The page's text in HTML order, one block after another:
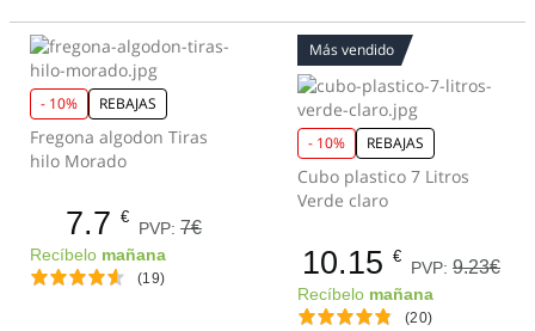
- 10% REBAJAS
Fregona algodon Tiras
hilo Morado
7.7 €
PVP: 7€
Recíbelo mañana
(19)
Más vendido
- 10% REBAJAS
Cubo plastico 7 Litros
Verde claro
10.15 €
PVP: 9.23€
Recíbelo mañana
(20)